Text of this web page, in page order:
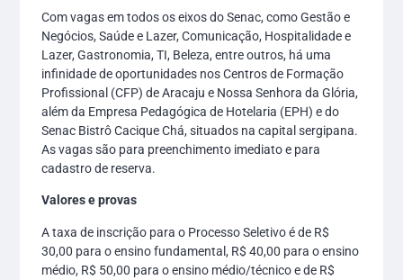
Com vagas em todos os eixos do Senac, como Gestão e
Negócios, Saúde e Lazer, Comunicação, Hospitalidade e
Lazer, Gastronomia, TI, Beleza, entre outros, há uma
infinidade de oportunidades nos Centros de Formação
Profissional (CFP) de Aracaju e Nossa Senhora da Glória,
além da Empresa Pedagógica de Hotelaria (EPH) e do
Senac Bistrô Cacique Chá, situados na capital sergipana.
As vagas são para preenchimento imediato e para
cadastro de reserva.
Valores e provas
A taxa de inscrição para o Processo Seletivo é de R$
30,00 para o ensino fundamental, R$ 40,00 para o ensino
médio, R$ 50,00 para o ensino médio/técnico e de R$